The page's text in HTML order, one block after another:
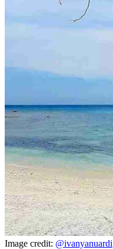
Image credit: @ivanyanuardi